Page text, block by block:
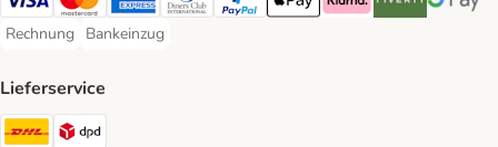
Visa Payment Method
Mastercard Payment Method
American Express Payment Method
Diners Club Payment Method
PayPal Payment Method
Apple Pay Payment Method
Klarna Payment Method
Riverty Payment
Google
Rechnung
Rechnung Payment Method
Bankeinzug
Bankeinzug Payment Method
Lieferservice
DHL Shipping Method